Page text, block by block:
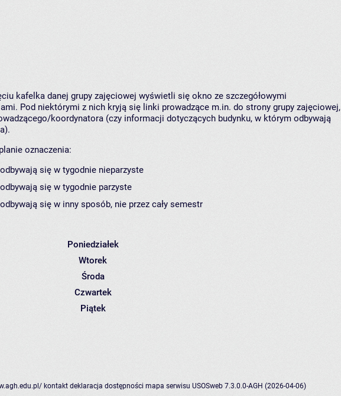
kafelka danej grupy zajęciowej wyświetli się okno ze szczegółowymi
Pod niektórymi z nich kryją się linki prowadzące m.in. do strony grupy zajęciowej,
koordynatora (czy informacji dotyczących budynku, w którym odbywają
oznaczenia:
się w tygodnie nieparzyste
się w tygodnie parzyste
się w inny sposób, nie przez cały semestr
Poniedziałek
Wtorek
Środa
Czwartek
Piątek
kontakt deklaracja dostępności mapa serwisu USOSweb 7.3.0.0-AGH (2026-04-06)